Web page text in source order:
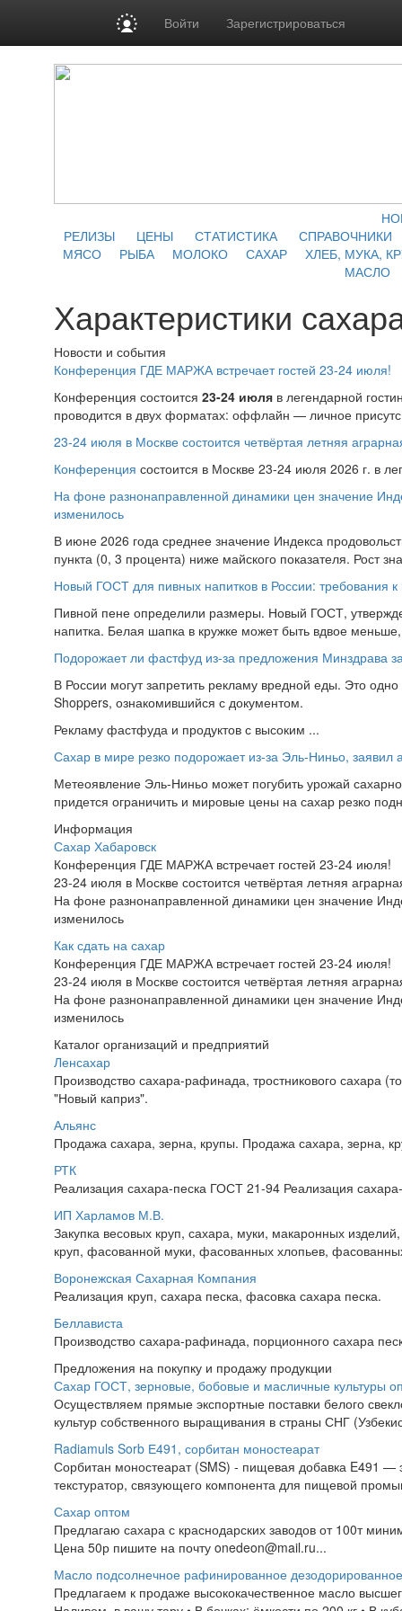
Войти Зарегистрироваться
РЕЛИЗЫ
ЦЕНЫ СТАТИСТИКА
СПРАВОЧНИКИ
МЯСО
РЫБА МОЛОКО САХАР
ХЛЕБ, МУКА,
МАСЛО
Характеристики
Новости и события
Конференция ГДЕ МАРЖА встречает гостей 23-24 июля!
Конференция состоится 23-24 июля в легендарной
проводится в двух форматах: оффлайн — личное
23-24 июля в Москве состоится четвёртая летняя
Конференция состоится в Москве 23-24 июля 2026 г. в
На фоне разнонаправленной динамики цен значение
изменилось
В июне 2026 года среднее значение Индекса
пункта (0, 3 процента) ниже майского показателя. Рост
Новый ГОСТ для пивных напитков в России: требования к
Пивной пене определили размеры. Новый ГОСТ,
напитка. Белая шапка в кружке может быть вдвое
Подорожает ли фастфуд из-за предложения Минздрава
В России могут запретить рекламу вредной еды. Это
Shoppers, ознакомившийся с документом.
Рекламу фастфуда и продуктов с высоким ...
Сахар в мире резко подорожает из-за Эль-Ниньо, заявил
Метеоявление Эль-Ниньо может погубить урожай
придется ограничить и мировые цены на сахар резко
Информация
Сахар Хабаровск
Конференция ГДЕ МАРЖА встречает гостей 23-24 июля!
23-24 июля в Москве состоится четвёртая летняя
На фоне разнонаправленной динамики цен значение
изменилось
Как сдать на сахар
Конференция ГДЕ МАРЖА встречает гостей 23-24 июля!
23-24 июля в Москве состоится четвёртая летняя
На фоне разнонаправленной динамики цен значение
изменилось
Каталог организаций и предприятий
Ленсахар
Производство сахара-рафинада, тростникового сахара
"Новый каприз".
Альянс
Продажа сахара, зерна, крупы. Продажа сахара, зерна,
РТК
Реализация сахара-песка ГОСТ 21-94 Реализация
ИП Харламов М.В.
Закупка весовых круп, сахара, муки, макаронных
круп, фасованной муки, фасованных хлопьев,
Воронежская Сахарная Компания
Реализация круп, сахара песка, фасовка сахара песка.
Беллависта
Производство сахара-рафинада, порционного сахара
Предложения на покупку и продажу продукции
Сахар ГОСТ, зерновые, бобовые и масличные культуры
Осуществляем прямые экспортные поставки белого
культур собственного выращивания в страны СНГ
Radiamuls Sorb Е491, сорбитан моностеарат
Сорбитан моностеарат (SMS) - пищевая добавка E491 —
текстуратор, связующего компонента для пищевой
Сахар оптом
Предлагаю сахара с краснодарских заводов от 100т
Цена 50р пишите на почту onedeon@mail.ru...
Масло подсолнечное рафинированное дезодорированное
Предлагаем к продаже высококачественное масло